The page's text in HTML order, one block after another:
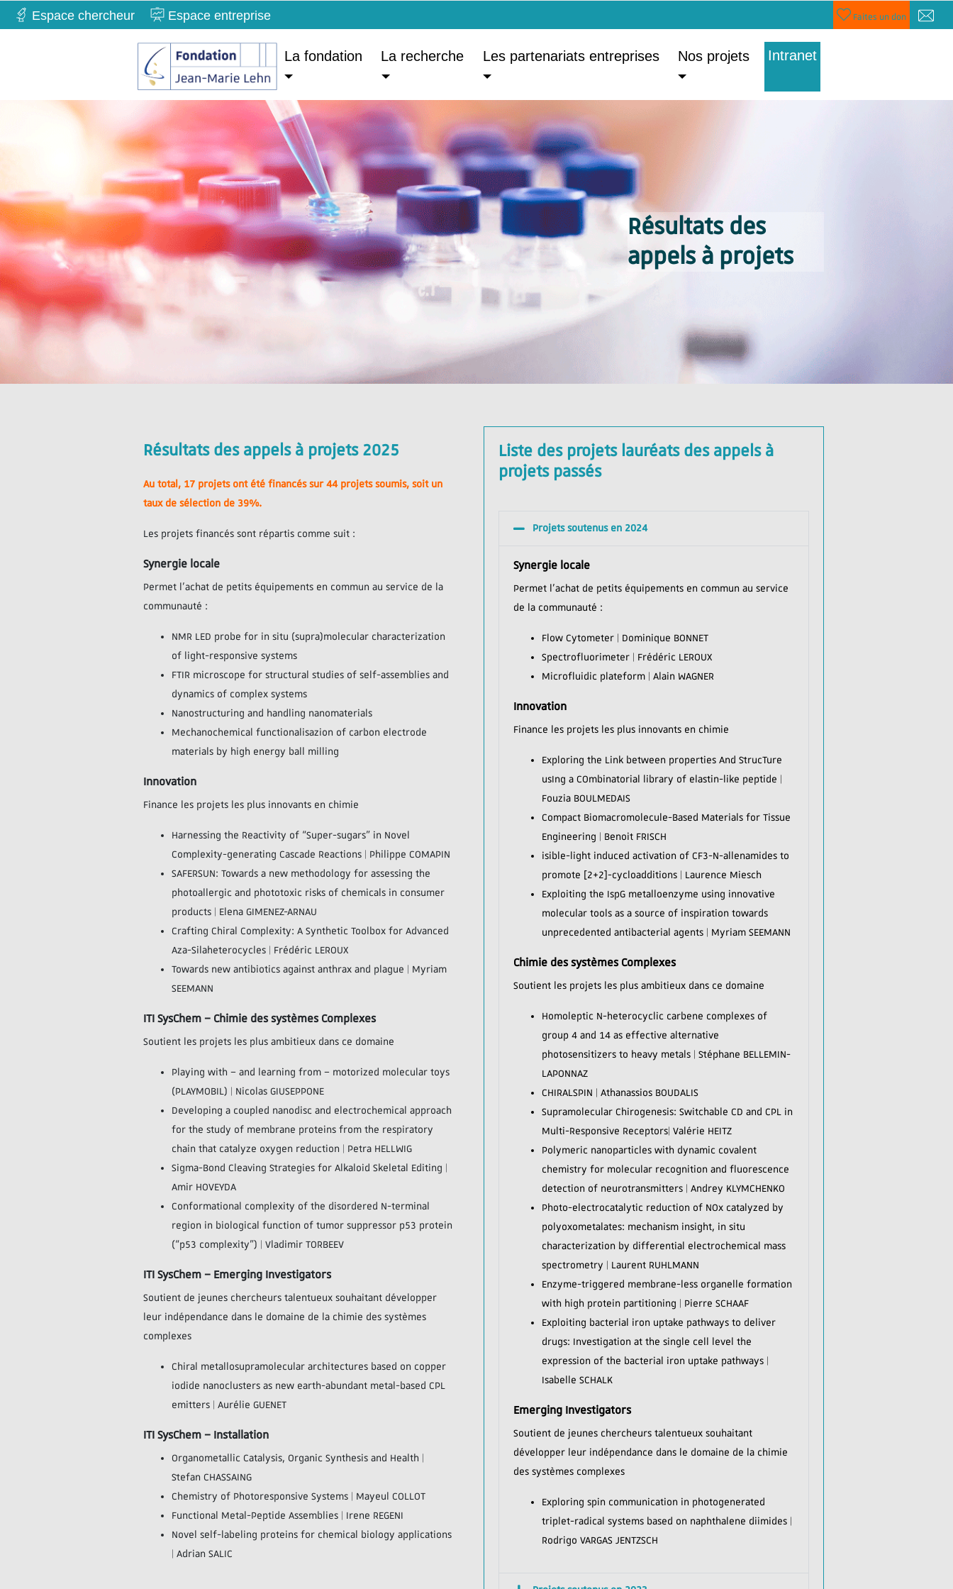
Espace chercheur Espace entreprise Faites un don
La fondation La recherche Les partenariats entreprises Nos projets Intranet
Résultats des
appels à projets
Résultats des appels à projets 2025
Au total, 17 projets ont été financés sur 44 projets soumis, soit un
taux de sélection de 39%.
Les projets financés sont répartis comme suit :
Synergie locale
Permet l’achat de petits équipements en commun au service de la
communauté :
NMR LED probe for in situ (supra)molecular characterization
of light-responsive systems
FTIR microscope for structural studies of self-assemblies and
dynamics of complex systems
Nanostructuring and handling nanomaterials
Mechanochemical functionalisazion of carbon electrode
materials by high energy ball milling
Innovation
Finance les projets les plus innovants en chimie
Harnessing the Reactivity of “Super-sugars” in Novel
Complexity-generating Cascade Reactions | Philippe COMAPIN
SAFERSUN: Towards a new methodology for assessing the
photoallergic and phototoxic risks of chemicals in consumer
products | Elena GIMENEZ-ARNAU
Crafting Chiral Complexity: A Synthetic Toolbox for Advanced
Aza-Silaheterocycles | Frédéric LEROUX
Towards new antibiotics against anthrax and plague | Myriam
SEEMANN
ITI SysChem – Chimie des systèmes Complexes
Soutient les projets les plus ambitieux dans ce domaine
Playing with – and learning from – motorized molecular toys
(PLAYMOBIL) | Nicolas GIUSEPPONE
Developing a coupled nanodisc and electrochemical approach
for the study of membrane proteins from the respiratory
chain that catalyze oxygen reduction | Petra HELLWIG
Sigma-Bond Cleaving Strategies for Alkaloid Skeletal Editing |
Amir HOVEYDA
Conformational complexity of the disordered N-terminal
region in biological function of tumor suppressor p53 protein
(“p53 complexity”) | Vladimir TORBEEV
ITI SysChem – Emerging Investigators
Soutient de jeunes chercheurs talentueux souhaitant développer
leur indépendance dans le domaine de la chimie des systèmes
complexes
Chiral metallosupramolecular architectures based on copper
iodide nanoclusters as new earth-abundant metal-based CPL
emitters | Aurélie GUENET
ITI SysChem – Installation
Organometallic Catalysis, Organic Synthesis and Health |
Stefan CHASSAING
Chemistry of Photoresponsive Systems | Mayeul COLLOT
Functional Metal-Peptide Assemblies | Irene REGENI
Novel self-labeling proteins for chemical biology applications
| Adrian SALIC
Liste des projets lauréats des appels à
projets passés
Projets soutenus en 2024
Synergie locale
Permet l’achat de petits équipements en commun au service
de la communauté :
Flow Cytometer | Dominique BONNET
Spectrofluorimeter | Frédéric LEROUX
Microfluidic plateform | Alain WAGNER
Innovation
Finance les projets les plus innovants en chimie
Exploring the Link between properties And StrucTure
usIng a COmbinatorial library of elastin-like peptide |
Fouzia BOULMEDAIS
Compact Biomacromolecule-Based Materials for Tissue
Engineering | Benoit FRISCH
isible-light induced activation of CF3-N-allenamides to
promote [2+2]-cycloadditions | Laurence Miesch
Exploiting the IspG metalloenzyme using innovative
molecular tools as a source of inspiration towards
unprecedented antibacterial agents | Myriam SEEMANN
Chimie des systèmes Complexes
Soutient les projets les plus ambitieux dans ce domaine
Homoleptic N-heterocyclic carbene complexes of
group 4 and 14 as effective alternative
photosensitizers to heavy metals | Stéphane BELLEMIN-
LAPONNAZ
CHIRALSPIN | Athanassios BOUDALIS
Supramolecular Chirogenesis: Switchable CD and CPL in
Multi-Responsive Receptors| Valérie HEITZ
Polymeric nanoparticles with dynamic covalent
chemistry for molecular recognition and fluorescence
detection of neurotransmitters | Andrey KLYMCHENKO
Photo-electrocatalytic reduction of NOx catalyzed by
polyoxometalates: mechanism insight, in situ
characterization by differential electrochemical mass
spectrometry | Laurent RUHLMANN
Enzyme-triggered membrane-less organelle formation
with high protein partitioning | Pierre SCHAAF
Exploiting bacterial iron uptake pathways to deliver
drugs: Investigation at the single cell level the
expression of the bacterial iron uptake pathways |
Isabelle SCHALK
Emerging Investigators
Soutient de jeunes chercheurs talentueux souhaitant
développer leur indépendance dans le domaine de la chimie
des systèmes complexes
Exploring spin communication in photogenerated
triplet-radical systems based on naphthalene diimides |
Rodrigo VARGAS JENTZSCH